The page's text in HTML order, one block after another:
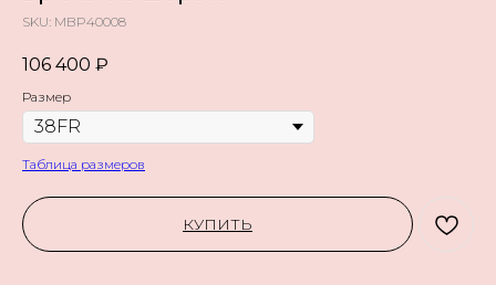
SKU: MBP40008
106 400 ₽
Размер
Таблица размеров
КУПИТЬ